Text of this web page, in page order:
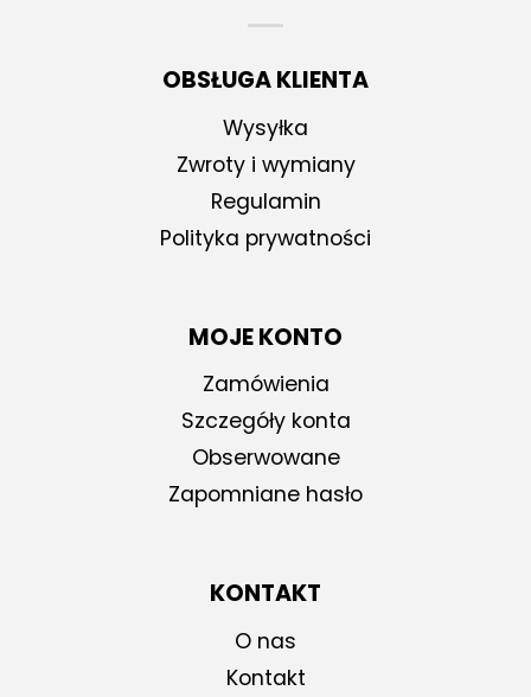
OBSŁUGA KLIENTA
Wysyłka
Zwroty i wymiany
Regulamin
Polityka prywatności
MOJE KONTO
Zamówienia
Szczegóły konta
Obserwowane
Zapomniane hasło
KONTAKT
O nas
Kontakt